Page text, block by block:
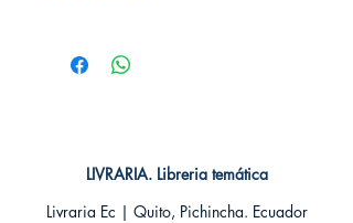
Editorial: Pluton
Idioma: Castellano
Tamaño: Grande
LIVRARIA. Libreria temática
Livraria Ec | Quito, Pichincha. Ecuador